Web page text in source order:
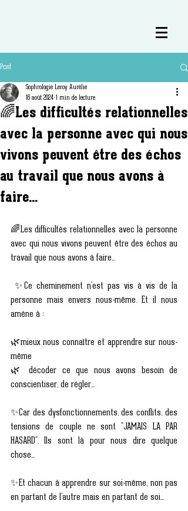
Post
🌈Les difficultés relationnelles
avec la personne avec qui nous
vivons peuvent être des échos
au travail que nous avons à
faire...
Sophrologie Leroy Aurélie
16 août 2024 1 min de lecture
🌈Les difficultés relationnelles avec la personne
avec qui nous vivons peuvent être des échos au
travail que nous avons à faire...
✨Ce cheminement n'est pas vis à vis de la
personne mais envers nous-même. Et il nous
amène à :
🌿mieux nous connaître et apprendre sur nous-
même
🌿 décoder ce que nous avons besoin de
conscientiser, de régler...
✨Car des dysfonctionnements, des conflits, des
tensions de couple ne sont "JAMAIS LA PAR
HASARD". Ils sont là pour nous dire quelque
chose...
✨Et chacun à apprendre sur soi-même, non pas
en partant de l'autre mais en partant de soi...